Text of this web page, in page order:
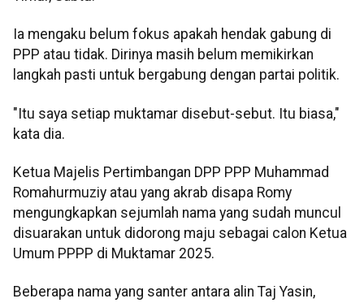
Ia mengaku belum fokus apakah hendak gabung di
PPP atau tidak. Dirinya masih belum memikirkan
langkah pasti untuk bergabung dengan partai politik.
"Itu saya setiap muktamar disebut-sebut. Itu biasa,"
kata dia.
Ketua Majelis Pertimbangan DPP PPP Muhammad
Romahurmuziy atau yang akrab disapa Romy
mengungkapkan sejumlah nama yang sudah muncul
disuarakan untuk didorong maju sebagai calon Ketua
Umum PPPP di Muktamar 2025.
Beberapa nama yang santer antara alin Taj Yasin,